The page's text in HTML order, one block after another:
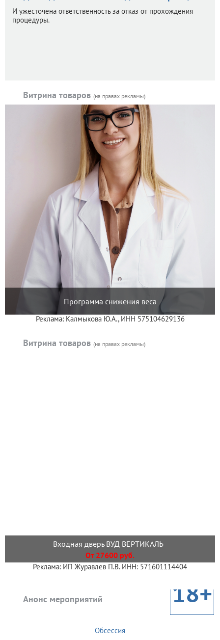
И ужесточена ответственность за отказ от прохождения
процедуры.
Витрина товаров (на правах рекламы)
Программа снижения веса
Реклама: Калмыкова Ю.А., ИНН 575104629136
Витрина товаров (на правах рекламы)
Входная дверь ВУД ВЕРТИКАЛЬ
От 27600 руб.
Реклама: ИП Журавлев П.В. ИНН: 571601114404
Анонс мероприятий 18+
Обсессия